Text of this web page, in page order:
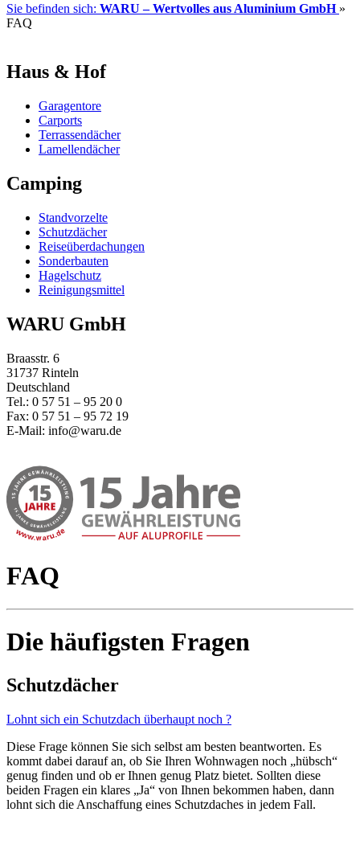
Sie befinden sich: WARU – Wertvolles aus Aluminium GmbH »
FAQ
Haus & Hof
Garagentore
Carports
Terrassendächer
Lamellendächer
Camping
Standvorzelte
Schutzdächer
Reiseüberdachungen
Sonderbauten
Hagelschutz
Reinigungsmittel
WARU GmbH
Braasstr. 6
31737 Rinteln
Deutschland
Tel.: 0 57 51 – 95 20 0
Fax: 0 57 51 – 95 72 19
E-Mail: info@waru.de
FAQ
Die häufigsten Fragen
Schutzdächer
Lohnt sich ein Schutzdach überhaupt noch ?
Diese Frage können Sie sich selbst am besten beantworten. Es
kommt dabei darauf an, ob Sie Ihren Wohnwagen noch „hübsch“
genug finden und ob er Ihnen genug Platz bietet. Sollten diese
beiden Fragen ein klares „Ja“ von Ihnen bekommen haben, dann
lohnt sich die Anschaffung eines Schutzdaches in jedem Fall.